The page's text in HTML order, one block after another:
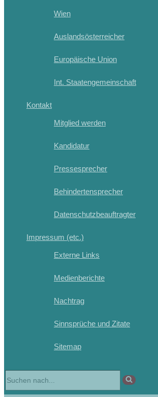
Wien
Auslandsösterreicher
Europäische Union
Int. Staatengemeinschaft
Kontakt
Mitglied werden
Kandidatur
Pressesprecher
Behindertensprecher
Datenschutzbeauftragter
Impressum (etc.)
Externe Links
Medienberichte
Nachtrag
Sinnsprüche und Zitate
Sitemap